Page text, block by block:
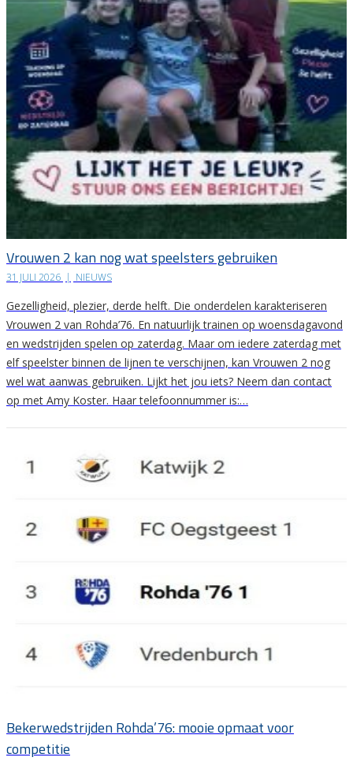
Vrouwen 2 kan nog wat speelsters gebruiken
31 JULI 2026 | NIEUWS
Gezelligheid, plezier, derde helft. Die onderdelen karakteriseren
Vrouwen 2 van Rohda’76. En natuurlijk trainen op woensdagavond
en wedstrijden spelen op zaterdag. Maar om iedere zaterdag met
elf speelster binnen de lijnen te verschijnen, kan Vrouwen 2 nog
wel wat aanwas gebruiken. Lijkt het jou iets? Neem dan contact
op met Amy Koster. Haar telefoonnummer is:…
Bekerwedstrijden Rohda’76: mooie opmaat voor
competitie